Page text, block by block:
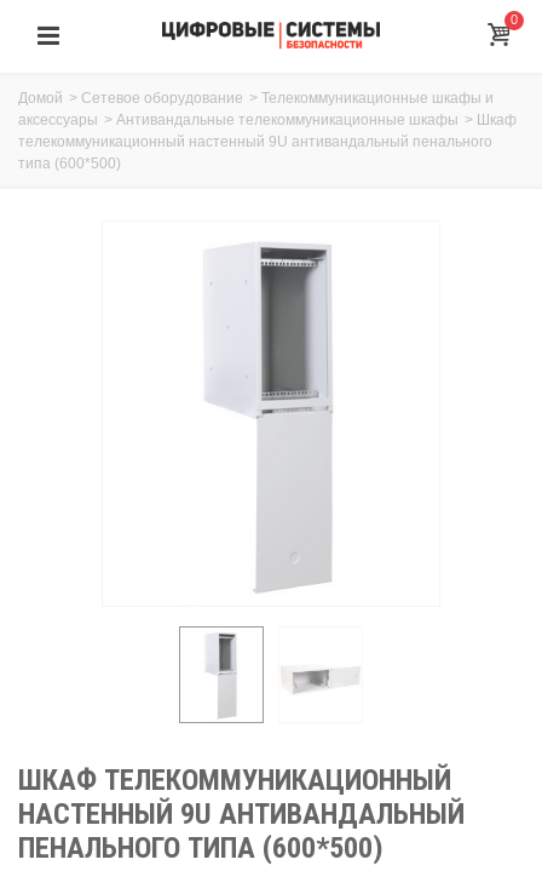
0
Домой > Сетевое оборудование > Телекоммуникационные шкафы и
аксессуары > Антивандальные телекоммуникационные шкафы > Шкаф
телекоммуникационный настенный 9U антивандальный пенального
типа (600*500)
ШКАФ ТЕЛЕКОММУНИКАЦИОННЫЙ
НАСТЕННЫЙ 9U АНТИВАНДАЛЬНЫЙ
ПЕНАЛЬНОГО ТИПА (600*500)